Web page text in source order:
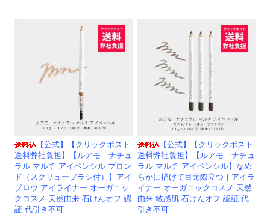
【公式】【クリックポスト
送料弊社負担】【ルアモ ナチュ
ラル マルチ アイペンシル ブロン
ド（スクリューブラシ付）】アイ
ブロウ アイライナー オーガニッ
クコスメ 天然由来 石けんオフ 認
証 代引き不可
【公式】【クリックポスト
送料弊社負担】【ルアモ ナチュ
ラル マルチ アイペンシル】なめ
らかに描けて目元際立つ｜アイラ
イナー オーガニックコスメ 天然
由来 敏感肌 石けんオフ 認証 代
引き不可